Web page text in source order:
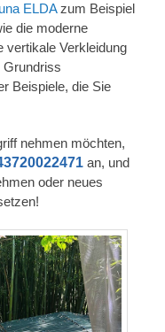
ELDAzum Beispiel
die moderne
vertikale Verkleidung
Grundriss
Beispiele, die Sie
nehmen möchten,
an, und
oder neues